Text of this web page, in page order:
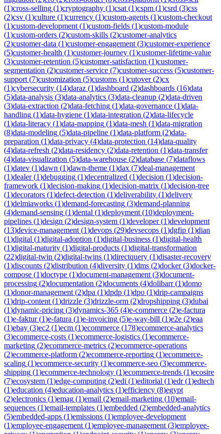
(1)cross-selling (1)cryptography (1)csat (1)cspm (1)csrd (3)css
(2)csv (1)culture (1)currency (1)custom-agents (1)custom-checkout
(1)custom-development (1)custom-fields (1)custom-module
(1)custom-orders (2)custom-skills (2)customer-analytics
(2)customer-data (1)customer-engagement (3)customer-experience
(5)customer-health (1)customer-journey (1)customer-lifetime-value
(3)customer-retention (5)customer-satisfaction (1)customer-
segmentation (2)customer-service (7)customer-success (5)customer-
support (7)customization (5)customs (1)cutover(2)cx
(1)cybersecurity (14)daraz (1)dashboard (2)dashboards (16)data
(5)data-analysis (3)data-analytics (3)data-cleanup (2)data-driven
(3)data-extraction (2)data-fetching (1)data-governance (1)data-
handling (1)data-hygiene (1)data-integration (2)data-lifecycle
(1)data-literacy (1)data-mapping (1)data-mesh (1)data-migration
(8)data-modeling (5)data-pipeline (1)data-platform (2)data-
preparation (1)data-privacy (4)data-protection (14)data-quality
(4)data-refresh (2)data-residency (2)data-retention (1)data-transfer
(4)data-visualization (5)data-warehouse (2)database (7)dataflows
(1)datev (1)dawn (1)dawn-theme (1)dax (7)deal-management
(1)dealer(1)debugging (1)decentralized (1)decision (1)decision-
framework (1)decision-making (1)decision-matrix (1)decision-tree
(1)decorators (1)defect-detection (1)deliverability (1)delivery
(1)delmiaworks (1)demand-forecasting (3)demand-planning
(4)demand-sensing (1)dental (1)deployment (10)deployment-
pipelines (1)design (2)design-system (1)developer(1)development
(13)device-management (1)devops (29)devsecops (1)dgfip (1)dian
(1)digital (1)digital-adoption (1)digital-business (1)digital-health
(1)digital-maturity (1)digital-products (1)digital-transformation
(22)digital-twin (2)digital-twins (1)directquery (1)disaster-recovery
(1)discounts (2)distribution (4)diversity (1)dms (2)docker(3)docker-
compose (1)doctype (1)document-management (3)document-
processing (2)documentation (2)documents (4)dolibarr(1)domo
(1)donor-management (2)dpa (1)dpdp (1)dpo (1)drip-campaigns
(1)drip-content (1)drizzle (3)drizzle-orm (2)dropshipping (3)dubai
(1)dynamic-pricing (3)dynamics-365 (4)e-commerce (2)e-factura
(1)e-faktur(1)e-fatura (1)e-invoicing (5)e-way-bill (1)e2e (2)eaa
(1)ebay (3)ec2 (1)ecm (1)ecommerce (178)ecommerce-analytics
(3)ecommerce-costs (1)ecommerce-logistics (1)ecommerce-
marketing (2)ecommerce-metrics (2)ecommerce-operations
(2)ecommerce-platform (2)ecommerce-reporting (1)ecommerce-
scaling (1)ecommerce-security (1)ecommerce-seo (3)ecommerce-
shipping (1)ecommerce-technology (1)ecommerce-trends (1)ecosire
(7)ecosystem (1)edge-computing (2)edi (1)editorial (1)edr(1)edtech
(1)education (4)education-analytics (1)efficiency (8)egypt
(2)electronics (1)emag (1)email (2)email-marketing (10)email-
sequences (1)email-templates (1)embedded (2)embedded-analytics
(5)embedded-apps (1)emissions (1)employee-development
(1)employee-engagement (1)employee-management (3)employee-